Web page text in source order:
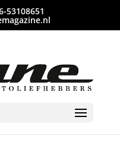
53108651